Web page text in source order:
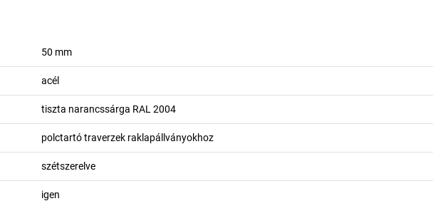
50 mm
acél
tiszta narancssárga RAL 2004
polctartó traverzek raklapállványokhoz
szétszerelve
igen